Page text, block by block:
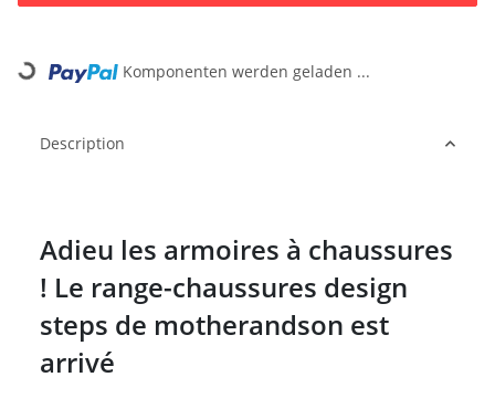
Loading... Komponenten werden geladen ...
Description
Adieu les armoires à chaussures
! Le range-chaussures design
steps de motherandson est
arrivé